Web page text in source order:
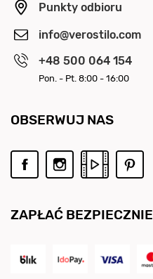
Punkty odbioru
info@verostilo.com
+48 500 064 154
Pon. - Pt. 8:00 - 16:00
ZAPŁAĆ BEZPIECZNIE
OBSERWUJ NAS